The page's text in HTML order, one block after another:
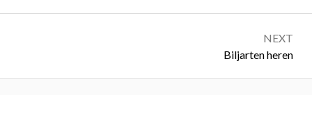
NEXT
Next:
Biljarten heren